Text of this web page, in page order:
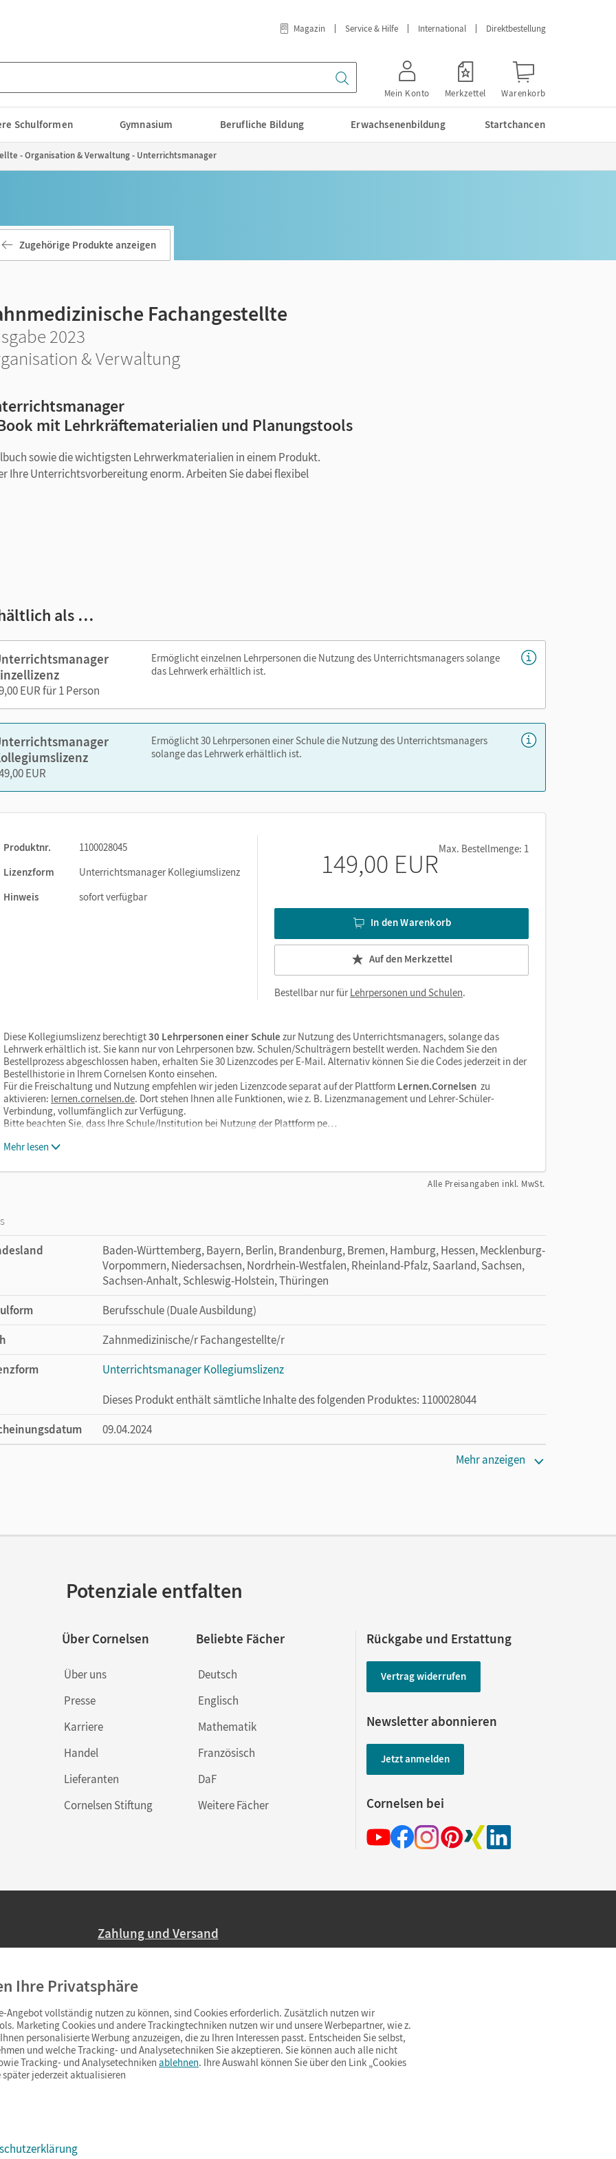
Magazin Service & Hilfe International Direktbestellung
Mein Konto Merkzettel Warenkorb
Schulformen Gymnasium Berufliche Bildung Erwachsenenbildung Startchancen
- Organisation & Verwaltung - Unterrichtsmanager
Zugehörige Produkte anzeigen
Fachangestellte
2023
& Verwaltung
mit Lehrkräftematerialien und Planungstools
sowie die wichtigsten Lehrwerkmaterialien in einem Produkt.
Ihre Unterrichtsvorbereitung enorm. Arbeiten Sie dabei flexibel
oder über die Cornelsen Lernen App.
als …
EUR für 1 Person
Ermöglicht einzelnen Lehrpersonen die Nutzung des Unterrichtsmanagers solange
das Lehrwerk erhältlich ist.
EUR
Ermöglicht 30 Lehrpersonen einer Schule die Nutzung des Unterrichtsmanagers
solange das Lehrwerk erhältlich ist.
Produktnr.
1100028045
Lizenzform
Unterrichtsmanager Kollegiumslizenz
Hinweis
sofort verfügbar
149,00 EURMax. Bestellmenge: 1
In den Warenkorb
Auf den Merkzettel
Bestellbar nur fürLehrpersonen und Schulen.
Diese Kollegiumslizenz berechtigt30 Lehrpersonen einer Schule zur Nutzung des Unterrichtsmanagers, solange das
Lehrwerk erhältlich ist. Sie kann nur von Lehrpersonen bzw. Schulen/Schulträgern bestellt werden. Nachdem Sie den
Bestellprozess abgeschlossen haben, erhalten Sie 30 Lizenzcodes per E-Mail. Alternativ können Sie die Codes jederzeit in der
Bestellhistorie in Ihrem Cornelsen Konto einsehen.
Für die Freischaltung und Nutzung empfehlen wir jeden Lizenzcode separat auf der Plattform Lernen.Cornelsen zu
aktivieren: lernen.cornelsen.de. Dort stehen Ihnen alle Funktionen, wie z. B. Lizenzmanagement und Lehrer-Schüler-
Verbindung, vollumfänglich zur Verfügung.
Bitte beachten Sie, dass Ihre Schule/Institution bei Nutzung der Plattform pe…
Mehr lesen
Alle Preisangaben inkl. MwSt.
Baden-Württemberg, Bayern, Berlin, Brandenburg, Bremen, Hamburg, Hessen, Mecklenburg-
Vorpommern, Niedersachsen, Nordrhein-Westfalen, Rheinland-Pfalz, Saarland, Sachsen,
Sachsen-Anhalt, Schleswig-Holstein, Thüringen
Berufsschule (Duale Ausbildung)
Zahnmedizinische/r Fachangestellte/r
Unterrichtsmanager Kollegiumslizenz
Dieses Produkt enthält sämtliche Inhalte des folgenden Produktes: 1100028044
09.04.2024
Ermöglicht 30 Lehrpersonen einer Schule die Nutzung des Unterrichtsmanagers solange das
Mehr anzeigen
Potenziale entfalten
Über Cornelsen
Über uns
Presse
Karriere
Handel
Lieferanten
Cornelsen Stiftung
Beliebte Fächer
Deutsch
Englisch
Mathematik
Französisch
DaF
Weitere Fächer
Rückgabe und Erstattung
Vertrag widerrufen
Newsletter abonnieren
Jetzt anmelden
Cornelsen bei
Zahlung und Versand
Ab 59,– EUR Bestellwert liefern wir versandkostenfrei innerhalb Deutschlands
(Lieferung in 3–6 Tagen).
& Co.
Ihre Privatsphäre
Angebot vollständig nutzen zu können, sind Cookies erforderlich. Zusätzlich nutzen wir
Marketing Cookies und andere Trackingtechniken nutzen wir und unsere Werbepartner, wie z.
personalisierte Werbung anzuzeigen, die zu Ihren Interessen passt. Entscheiden Sie selbst,
und welche Tracking- und Analysetechniken Sie akzeptieren. Sie können auch alle nicht
Tracking- und Analysetechniken ablehnen. Ihre Auswahl können Sie über den Link „Cookies
später jederzeit aktualisieren